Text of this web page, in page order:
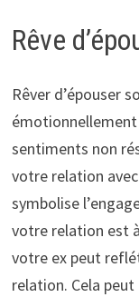
Rêve
Rêver d’épouser
émotionnellement
sentiments non
votre relation
symbolise
votre relation est
votre ex peut
relation. Cela